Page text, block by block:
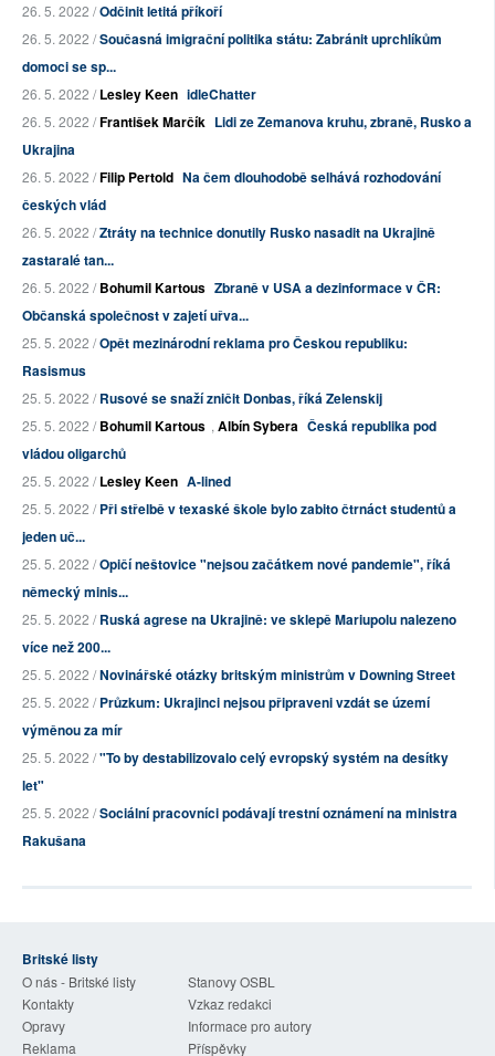
26. 5. 2022 /Odčinit letitá příkoří
26. 5. 2022 /Současná imigrační politika státu: Zabránit uprchlíkům
domoci se sp...
26. 5. 2022 /Lesley Keen idleChatter
26. 5. 2022 /František Marčík Lidi ze Zemanova kruhu, zbraně, Rusko a
Ukrajina
26. 5. 2022 /Filip Pertold Na čem dlouhodobě selhává rozhodování
českých vlád
26. 5. 2022 /Ztráty na technice donutily Rusko nasadit na Ukrajině
zastaralé tan...
26. 5. 2022 /Bohumil Kartous Zbraně v USA a dezinformace v ČR:
Občanská společnost v zajetí uřva...
25. 5. 2022 /Opět mezinárodní reklama pro Českou republiku:
Rasismus
25. 5. 2022 /Rusové se snaží zničit Donbas, říká Zelenskij
25. 5. 2022 /Bohumil Kartous , Albín Sybera Česká republika pod
vládou oligarchů
25. 5. 2022 /Lesley Keen A-lined
25. 5. 2022 /Při střelbě v texaské škole bylo zabito čtrnáct studentů a
jeden uč...
25. 5. 2022 /Opičí neštovice "nejsou začátkem nové pandemie", říká
německý minis...
25. 5. 2022 /Ruská agrese na Ukrajině: ve sklepě Mariupolu nalezeno
více než 200...
25. 5. 2022 /Novinářské otázky britským ministrům v Downing Street
25. 5. 2022 /Průzkum: Ukrajinci nejsou připraveni vzdát se území
výměnou za mír
25. 5. 2022 /"To by destabilizovalo celý evropský systém na desítky
let"
25. 5. 2022 /Sociální pracovníci podávají trestní oznámení na ministra
Rakušana
Britské listy
O nás - Britské listy
Stanovy OSBL
Kontakty
Vzkaz redakci
Opravy
Informace pro autory
Reklama
Příspěvky